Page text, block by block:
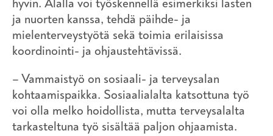
hyvin. Alalla voi työskennellä esimerkiksi lasten
ja nuorten kanssa, tehdä päihde- ja
mielenterveystyötä sekä toimia erilaisissa
koordinointi- ja ohjaustehtävissä.
– Vammaistyö on sosiaali- ja terveysalan
kohtaamispaikka. Sosiaalialalta katsottuna työ
voi olla melko hoidollista, mutta terveysalalta
tarkasteltuna työ sisältää paljon ohjaamista.